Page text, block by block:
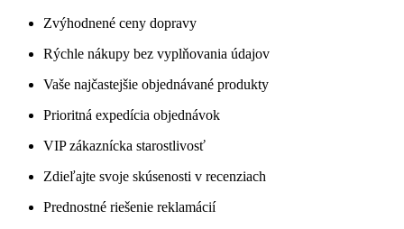
Zvýhodnené ceny dopravy
Rýchle nákupy bez vyplňovania údajov
Vaše najčastejšie objednávané produkty
Prioritná expedícia objednávok
VIP zákaznícka starostlivosť
Zdieľajte svoje skúsenosti v recenziach
Prednostné riešenie reklamácií